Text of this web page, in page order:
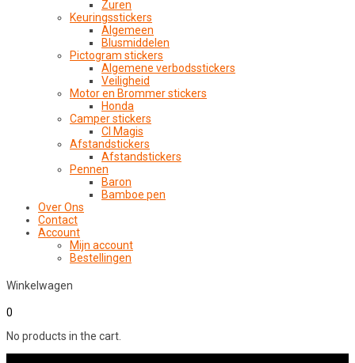
Zuren
Keuringsstickers
Algemeen
Blusmiddelen
Pictogram stickers
Algemene verbodsstickers
Veiligheid
Motor en Brommer stickers
Honda
Camper stickers
CI Magis
Afstandstickers
Afstandstickers
Pennen
Baron
Bamboe pen
Over Ons
Contact
Account
Mijn account
Bestellingen
Winkelwagen
0
No products in the cart.